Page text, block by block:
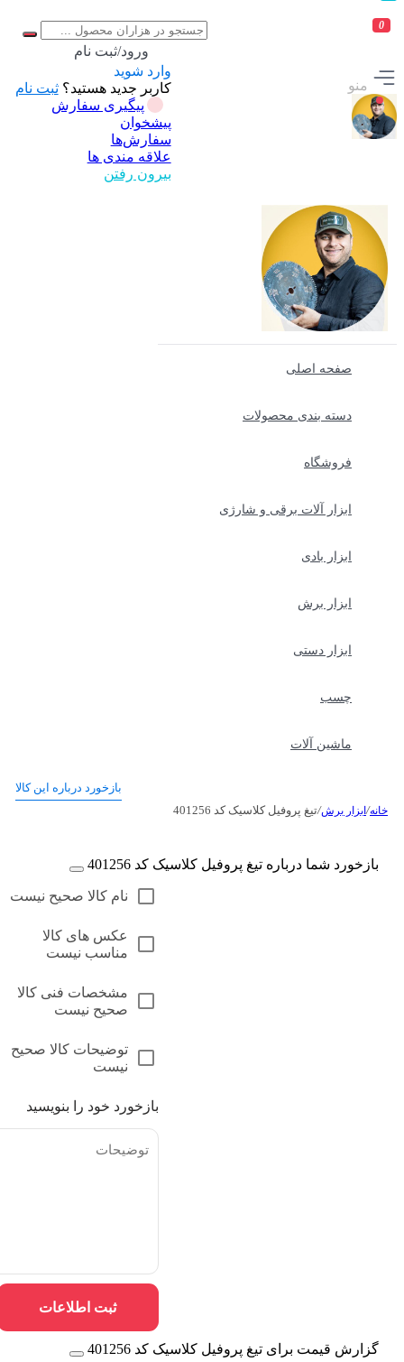
منو
ورود/ثبت نام
وارد شوید
کاربر جدید هستید؟ثبت نام
پیشخوان
سفارش‌ها
علاقه مندی ها
پیگیری سفارش
بیرون رفتن
0
صفحه اصلی
دسته بندی محصولات
فروشگاه
ابزار آلات برقی و شارژی
ابزار بادی
ابزار برش
ابزار دستی
چسب
ماشین آلات
بازخورد درباره این کالا
خانه/ابزار برش/تیغ پروفیل کلاسیک کد 401256
بازخورد شما درباره تیغ پروفیل کلاسیک کد 401256
نام کالا صحیح نیست
عکس های کالا
مناسب نیست
مشخصات فنی کالا
صحیح نیست
توضیحات کالا صحیح
نیست
بازخورد خود را بنویسید
ثبت اطلاعات
گزارش قیمت برای تیغ پروفیل کلاسیک کد 401256